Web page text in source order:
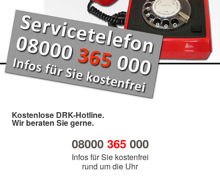
Kostenlose DRK-Hotline.
Wir beraten Sie gerne.
08000 365000
Infos für Sie kostenfrei
rund um die Uhr